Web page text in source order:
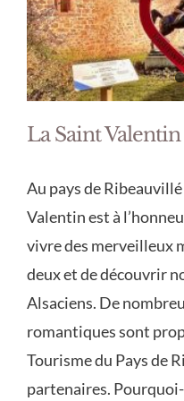
La Saint
Au pays de
Valentin est à
vivre des merveilleux
deux et de découvrir
Alsaciens. De
romantiques sont
Tourisme du Pays de
partenaires.